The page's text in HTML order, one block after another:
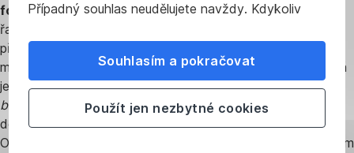
fondu životního prostředí. Kromě toho mezi lidmi koluje
řada mýtů a mylných představ. Patří k nim například
přesvědčení, že dotace jsou určeny jen pro bohaté, kteří si
mohou rekonstrukci dovolit předfinancovat. Velmi rozšířená
je také mylná představa, že programOprav dům po
babičce
se vztahuje pouze na zděděné domy nebo že
dotace pokryjí veškeré výdaje včetně kuchyně či nábytku.
Objevuje se i obava, že programy mohou být kvůli politickým
Případný souhlas neudělujete navždy. Kdykoliv
nastavení
Souhlasím a pokračovat
Použít jen nezbytné cookies